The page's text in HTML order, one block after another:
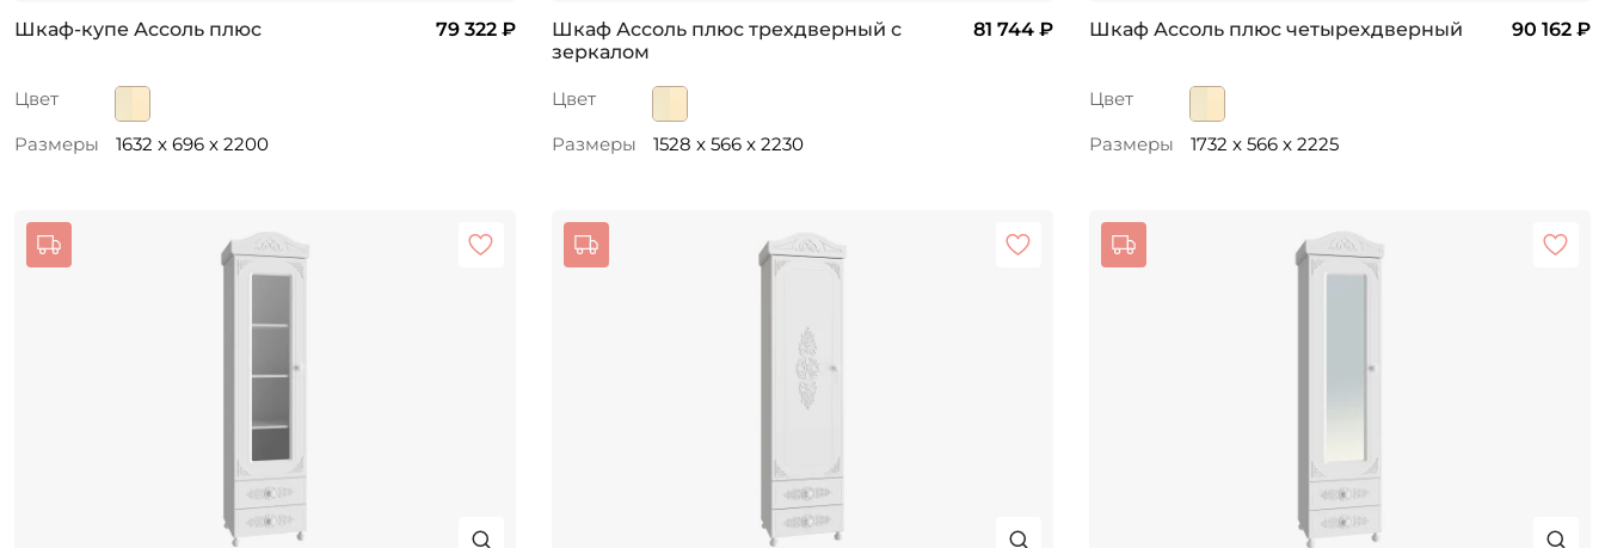
Шкаф-купе Ассоль плюс 79 322 ₽
Цвет
Размеры
1632 x 696 x 2200
Шкаф Ассоль плюс трехдверный с
зеркалом
81 744 ₽
Цвет
Размеры
1528 x 566 x 2230
Шкаф Ассоль плюс четырехдверный 90 162 ₽
Цвет
Размеры
1732 x 566 x 2225